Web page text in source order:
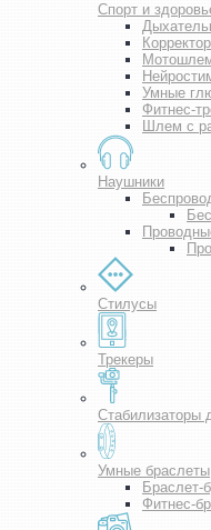
Спорт и
Умные
Фитнес-
Шлем с
Наушники
Стилусы
Трекеры
Стабилизаторы
Умные браслеты
Браслет-
Фитнес-